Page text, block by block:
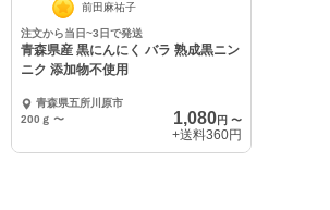
前田麻祐子
注文から当日~3日で発送
青森県産 黒にんにく バラ 熟成黒ニン
ニク 添加物不使用
青森県五所川原市
200ｇ 〜 1,080円 〜
+送料360円